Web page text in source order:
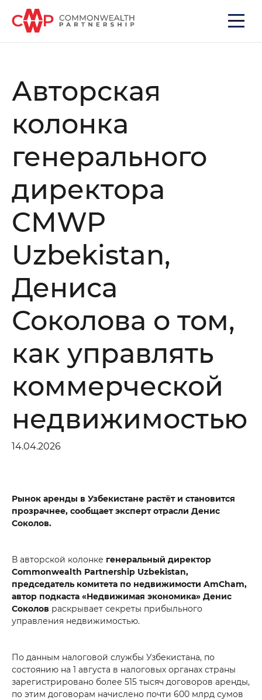
Авторская
колонка
генерального
директора
CMWP
Uzbekistan,
Дениса
Соколова о том,
как управлять
коммерческой
недвижимостью
14.04.2026
Рынок аренды в Узбекистане растёт и становится
прозрачнее, сообщает эксперт отрасли Денис
Соколов.
В авторской колонке генеральный директор
Commonwealth Partnership Uzbekistan,
председатель комитета по недвижимости AmCham,
автор подкаста «Недвижимая экономика» Денис
Соколов раскрывает секреты прибыльного
управления недвижимостью.
По данным налоговой службы Узбекистана, по
состоянию на 1 августа в налоговых органах страны
зарегистрировано более 515 тысяч договоров аренды,
по этим договорам начислено почти 600 млрд сумов